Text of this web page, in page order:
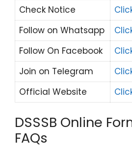
Check Notice
Follow on Whatsapp
Follow On Facebook
Join on Telegram
Official Website
DSSSB Online
FAQs